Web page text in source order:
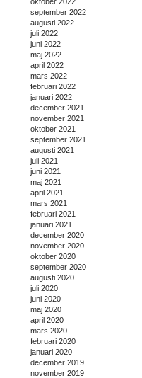
september 2022
augusti 2022
juli 2022
juni 2022
maj 2022
april 2022
mars 2022
februari 2022
januari 2022
december 2021
november 2021
oktober 2021
september 2021
augusti 2021
juli 2021
juni 2021
maj 2021
april 2021
mars 2021
februari 2021
januari 2021
december 2020
november 2020
oktober 2020
september 2020
augusti 2020
juli 2020
juni 2020
maj 2020
april 2020
mars 2020
februari 2020
januari 2020
december 2019
november 2019